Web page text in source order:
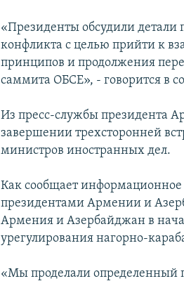
«Президенты обсудили детали
конфликта с целью прийти к
принципов и продолжения
саммита ОБСЕ», - говорится в
Из пресс-службы президента
завершении трехсторонней
министров иностранных дел.
Как сообщает информационное
президентами Армении и
Армения и Азербайджан в
урегулирования нагорно-
«Мы проделали определенный